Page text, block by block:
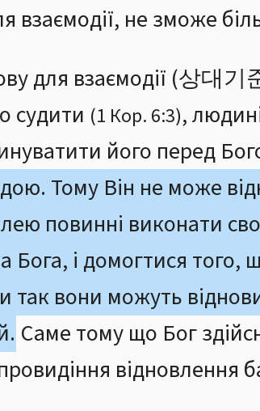
взаємодії, не зможе
для взаємодії (상대기
судити (1 Кор. 6:3),
його перед
Тому Він не може
повинні виконати
і домогтися того,
так вони можуть
Саме тому що Бог
відновлення